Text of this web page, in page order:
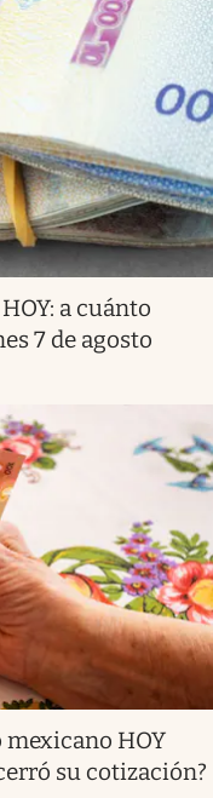
a cuánto
7 de agosto
mexicano HOY
su cotización?